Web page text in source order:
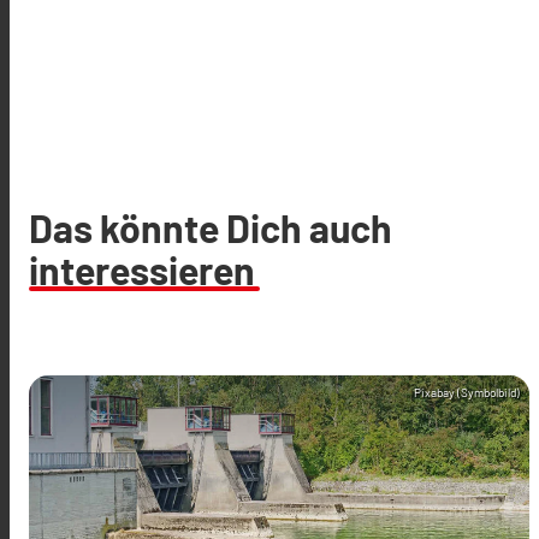
Das könnte Dich auch
interessieren
Pixabay (Symbolbild)